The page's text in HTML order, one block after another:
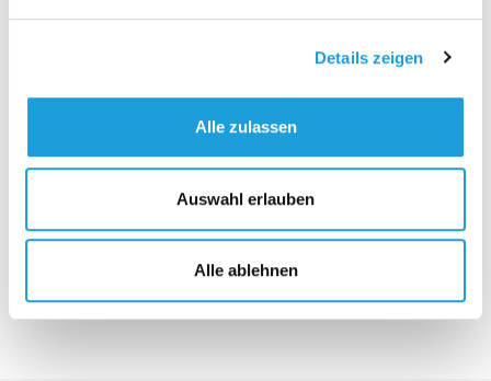
Details zeigen
Alle zulassen
Auswahl erlauben
Alle ablehnen
Datenschutzerklärung
Senden